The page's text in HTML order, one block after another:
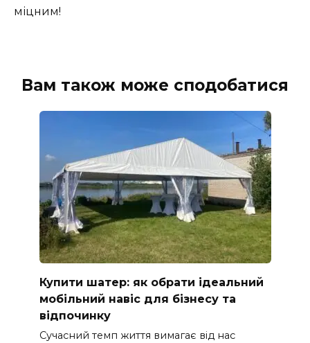
міцним!
Вам також може сподобатися
Купити шатер: як обрати ідеальний
мобільний навіс для бізнесу та
відпочинку
Сучасний темп життя вимагає від нас